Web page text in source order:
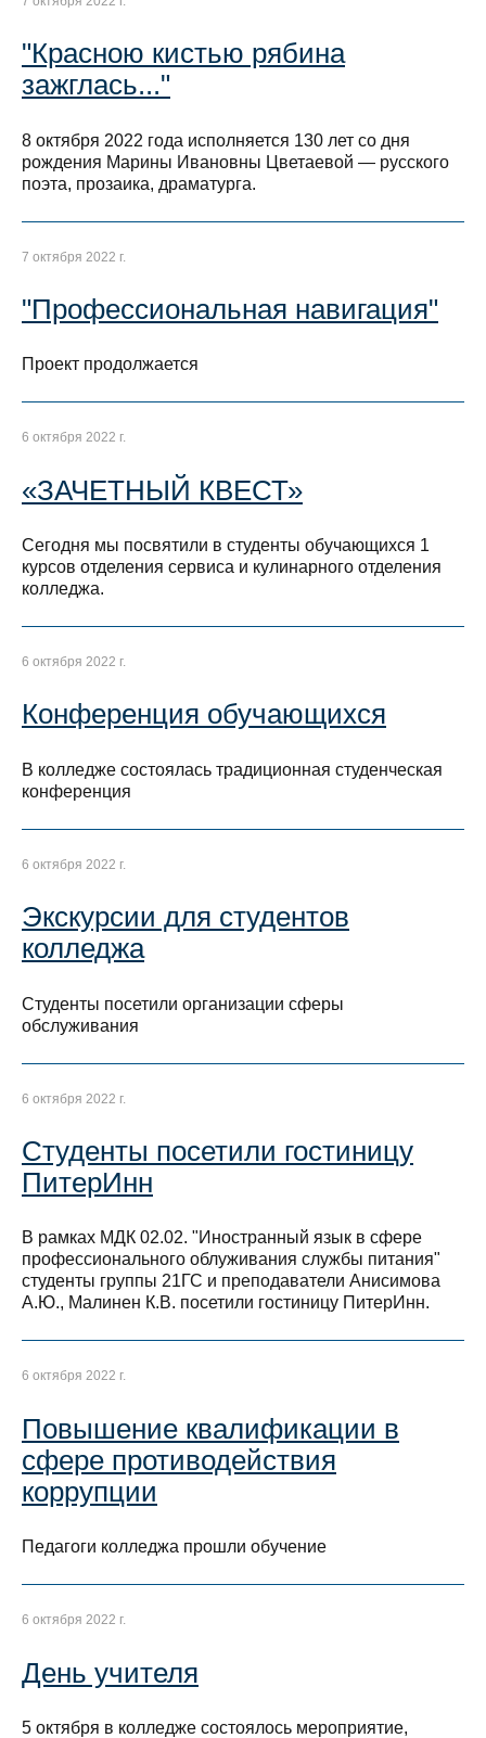
"Красною кистью рябина
зажглась..."
8 октября 2022 года исполняется 130 лет со дня
рождения Марины Ивановны Цветаевой — русского
поэта, прозаика, драматурга.
7 октября 2022 г.
"Профессиональная навигация"
Проект продолжается
6 октября 2022 г.
«ЗАЧЕТНЫЙ КВЕСТ»
Сегодня мы посвятили в студенты обучающихся 1
курсов отделения сервиса и кулинарного отделения
колледжа.
6 октября 2022 г.
Конференция обучающихся
В колледже состоялась традиционная студенческая
конференция
6 октября 2022 г.
Экскурсии для студентов
колледжа
Студенты посетили организации сферы
обслуживания
6 октября 2022 г.
Студенты посетили гостиницу
ПитерИнн
В рамках МДК 02.02. "Иностранный язык в сфере
профессионального облуживания службы питания"
студенты группы 21ГС и преподаватели Анисимова
А.Ю., Малинен К.В. посетили гостиницу ПитерИнн.
6 октября 2022 г.
Повышение квалификации в
сфере противодействия
коррупции
Педагоги колледжа прошли обучение
6 октября 2022 г.
День учителя
5 октября в колледже состоялось мероприятие,